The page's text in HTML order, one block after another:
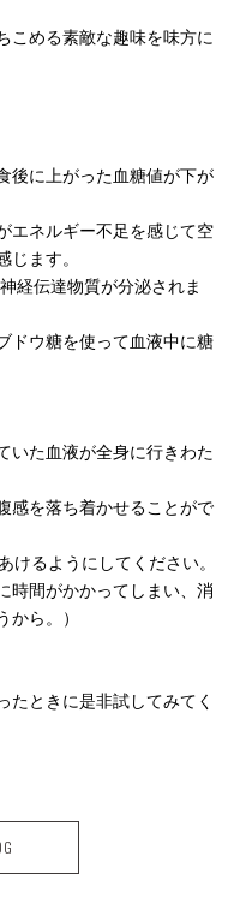
こめる素敵な趣味を味方に
後に上がった血糖値が下が
エネルギー不足を感じて空
じます。
経伝達物質が分泌されま
ドウ糖を使って血液中に糖
いた血液が全身に行きわた
感を落ち着かせることがで
けるようにしてください。
時間がかかってしまい、消
から。）
たときに是非試してみてく